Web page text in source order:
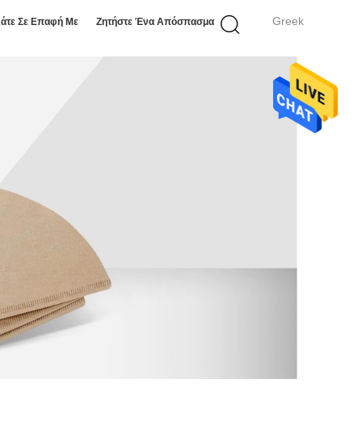
Greek
Σε Επαφή Με Ζητήστε Ένα Απόσπασμα